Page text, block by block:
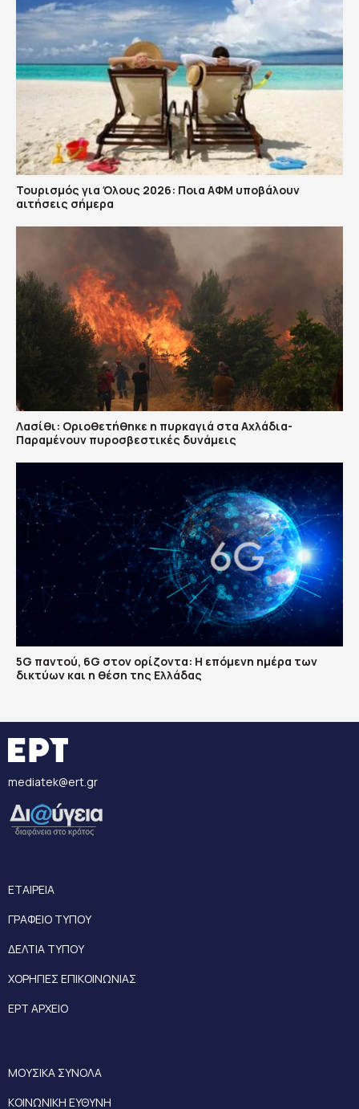
Τουρισμός για Όλους 2026: Ποια ΑΦΜ υποβάλουν
αιτήσεις σήμερα
Λασίθι: Οριοθετήθηκε η πυρκαγιά στα Αχλάδια-
Παραμένουν πυροσβεστικές δυνάμεις
5G παντού, 6G στον ορίζοντα: Η επόμενη ημέρα των
δικτύων και η θέση της Ελλάδας
mediatek@ert.gr
ΕΤΑΙΡΕΙΑ
ΓΡΑΦΕΙΟ ΤΥΠΟΥ
ΔΕΛΤΙΑ ΤΥΠΟΥ
ΧΟΡΗΓΙΕΣ ΕΠΙΚΟΙΝΩΝΙΑΣ
ΕΡΤ ΑΡΧΕΙΟ
ΜΟΥΣΙΚΑ ΣΥΝΟΛΑ
ΚΟΙΝΩΝΙΚΗ ΕΥΘΥΝΗ